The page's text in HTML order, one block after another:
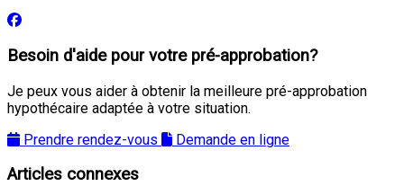
Besoin d'aide pour votre pré-approbation?
Je peux vous aider à obtenir la meilleure pré-approbation
hypothécaire adaptée à votre situation.
Prendre rendez-vous
Demande en ligne
Articles connexes